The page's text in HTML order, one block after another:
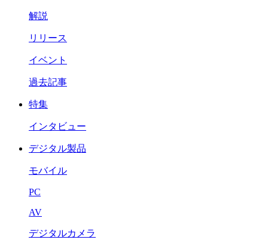
解説
リリース
イベント
過去記事
特集
インタビュー
デジタル製品
モバイル
PC
AV
デジタルカメラ